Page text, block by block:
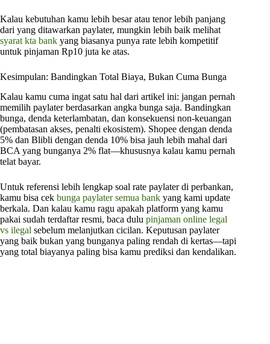
Kalau kebutuhan kamu lebih besar atau tenor lebih panjang
dari yang ditawarkan paylater, mungkin lebih baik melihat
syarat kta bank yang biasanya punya rate lebih kompetitif
untuk pinjaman Rp10 juta ke atas.
Kesimpulan: Bandingkan Total Biaya, Bukan Cuma Bunga
Kalau kamu cuma ingat satu hal dari artikel ini: jangan pernah
memilih paylater berdasarkan angka bunga saja. Bandingkan
bunga, denda keterlambatan, dan konsekuensi non-keuangan
(pembatasan akses, penalti ekosistem). Shopee dengan denda
5% dan Blibli dengan denda 10% bisa jauh lebih mahal dari
BCA yang bunganya 2% flat—khususnya kalau kamu pernah
telat bayar.
Untuk referensi lebih lengkap soal rate paylater di perbankan,
kamu bisa cek bunga paylater semua bank yang kami update
berkala. Dan kalau kamu ragu apakah platform yang kamu
pakai sudah terdaftar resmi, baca dulu pinjaman online legal
vs ilegal sebelum melanjutkan cicilan. Keputusan paylater
yang baik bukan yang bunganya paling rendah di kertas—tapi
yang total biayanya paling bisa kamu prediksi dan kendalikan.